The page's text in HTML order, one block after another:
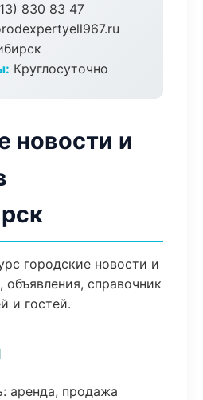
830 83 47
Круглосуточно
новости и
городские новости и
справочник
и гостей.
аренда, продажа